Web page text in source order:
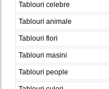
Tablouri celebre
Tablouri animale
Tablouri flori
Tablouri masini
Tablouri people